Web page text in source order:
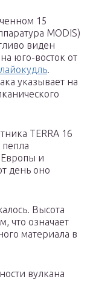
15
MODIS)
виден
юго-восток от
.
указывает на
TERRA 16
пепла
Европы и
день оно
Высота
что означает
материала в
вулкана